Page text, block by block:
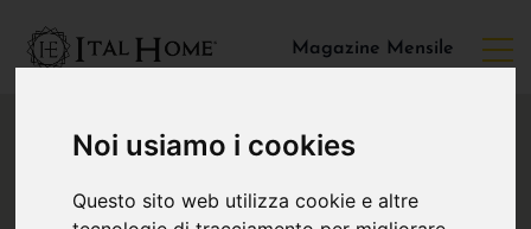
Noi usiamo i cookies
Questo sito web utilizza cookie e altre
Magazine Mensile